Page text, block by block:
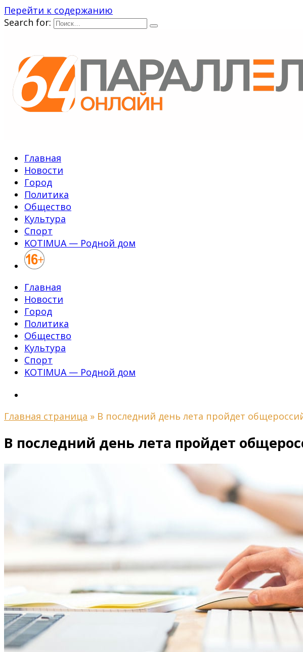
Перейти к содержанию
Search for:
Главная
Новости
Город
Политика
Общество
Культура
Спорт
KOTIMUA — Родной дом
Главная
Новости
Город
Политика
Общество
Культура
Спорт
KOTIMUA — Родной дом
Главная страница » В последний день лета пройдет
В последний день лета пройдет